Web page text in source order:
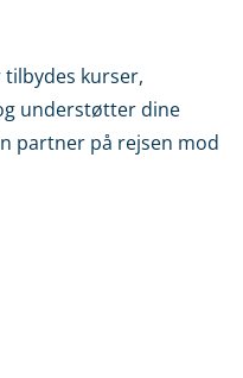
tilbydes kurser,
understøtter dine
partner på rejsen mod